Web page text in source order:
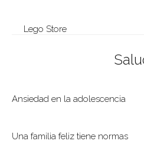
Lego Store
Ansiedad en la adolescencia
Una familia feliz tiene normas